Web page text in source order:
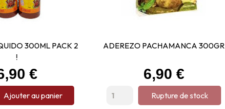
300ML PACK 2
!
€
Ajouter au panier
ADEREZO PACHAMANCA 300GR
Prix
6,90 €
Rupture de stock